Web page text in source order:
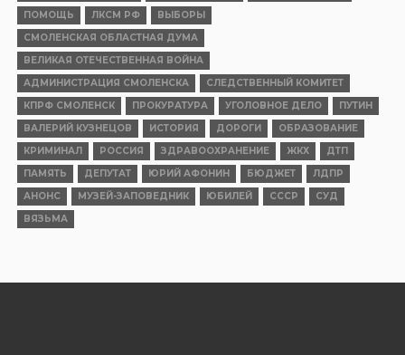
ПОМОЩЬ
ЛКСМ РФ
ВЫБОРЫ
СМОЛЕНСКАЯ ОБЛАСТНАЯ ДУМА
ВЕЛИКАЯ ОТЕЧЕСТВЕННАЯ ВОЙНА
АДМИНИСТРАЦИЯ СМОЛЕНСКА
СЛЕДСТВЕННЫЙ КОМИТЕТ
КПРФ СМОЛЕНСК
ПРОКУРАТУРА УГОЛОВНОЕ ДЕЛО
ПУТИН
ВАЛЕРИЙ КУЗНЕЦОВ
ИСТОРИЯ ДОРОГИ
ОБРАЗОВАНИЕ
КРИМИНАЛ
РОССИЯ ЗДРАВООХРАНЕНИЕ ЖКХ
ДТП
ПАМЯТЬ
ДЕПУТАТ ЮРИЙ АФОНИН БЮДЖЕТ
ЛДПР
АНОНС
МУЗЕЙ-ЗАПОВЕДНИК ЮБИЛЕЙ СССР
СУД
ВЯЗЬМА